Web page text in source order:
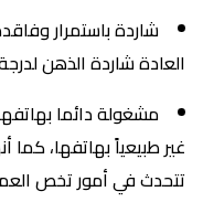
شاردة باستمرار
العادة شاردة الذهن
مشغولة دائما
غير طبيعياً بهاتفها، كما
تتحدث في أمور تخص